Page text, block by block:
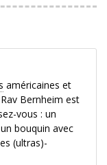
américaines et
Bernheim est
vous : un
bouquin avec
(ultras)-